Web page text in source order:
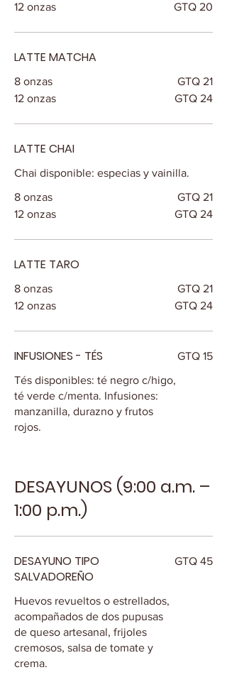
12 onzas
GTQ 20
LATTE MATCHA
8 onzas
GTQ 21
12 onzas
GTQ 24
LATTE CHAI
Chai disponible: especias y vainilla.
8 onzas
GTQ 21
12 onzas
GTQ 24
LATTE TARO
8 onzas
GTQ 21
12 onzas
GTQ 24
INFUSIONES - TÉS
Tés disponibles: té negro c/higo,
té verde c/menta. Infusiones:
manzanilla, durazno y frutos
rojos.
GTQ 15
DESAYUNOS (9:00 a.m. –
1:00 p.m.)
DESAYUNO TIPO
SALVADOREÑO
Huevos revueltos o estrellados,
acompañados de dos pupusas
de queso artesanal, frijoles
cremosos, salsa de tomate y
crema.
GTQ 45